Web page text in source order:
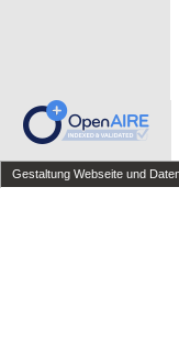
Gestaltung Webseite und